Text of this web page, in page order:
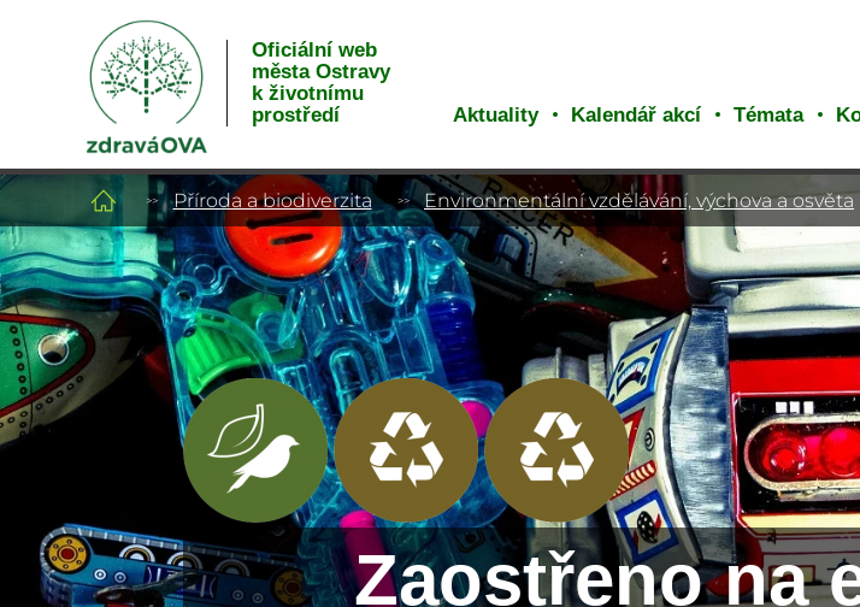
Oficiální web
města Ostravy
k životnímu
prostředí
Aktuality Kalendář akcí Témata
Příroda a biodiverzita Environmentální vzdělávání, výchova a osvěta
Zaostřeno na